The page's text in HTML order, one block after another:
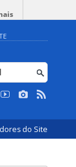
do Site